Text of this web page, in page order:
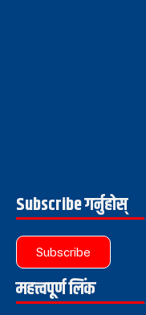
Subscribe गर्नुहोस्
Subscribe
महत्त्वपूर्ण लिंक